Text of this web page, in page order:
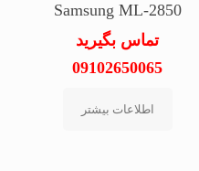
Samsung ML-2850
تماس بگیرید
09102650065
اطلاعات بیشتر